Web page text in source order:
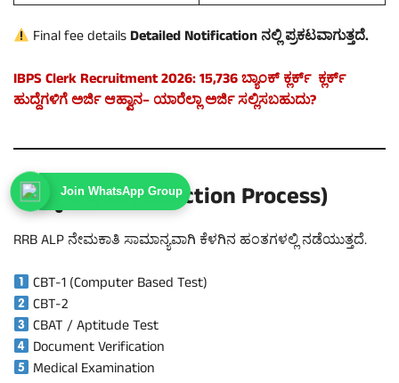
Final fee detailsDetailed Notification ನಲ್ಲಿ ಪ್ರಕಟವಾಗುತ್ತದೆ.
IBPS Clerk Recruitment 2026: 15,736 ಬ್ಯಾಂಕ್ ಕ್ಲರ್ಕ್ ಕ್ಲರ್ಕ್
ಹುದ್ದೆಗಳಿಗೆ ಅರ್ಜಿ ಆಹ್ವಾನ– ಯಾರೆಲ್ಲಾ ಅರ್ಜಿ ಸಲ್ಲಿಸಬಹುದು?
ಆಯ್ಕೆ ಪ್ರಕ್ರಿಯೆ (Selection Process)
RRB ALP ನೇಮಕಾತಿ ಸಾಮಾನ್ಯವಾಗಿ ಕೆಳಗಿನ ಹಂತಗಳಲ್ಲಿ ನಡೆಯುತ್ತದೆ.
CBT-1 (Computer Based Test)
CBT-2
CBAT / Aptitude Test
Document Verification
Medical Examination
Join WhatsApp Group